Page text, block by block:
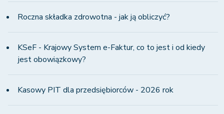
Roczna składka zdrowotna - jak ją obliczyć?
KSeF - Krajowy System e-Faktur, co to jest i od kiedy
jest obowiązkowy?
Kasowy PIT dla przedsiębiorców - 2026 rok